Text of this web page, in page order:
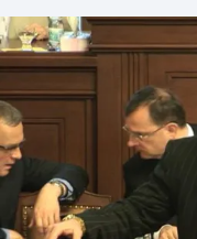
Cyklistika
DALŠÍ SPORTY
Americký fotbal
Baseball a softbal
NEPŘEHLÉDNĚTE
Soutěže